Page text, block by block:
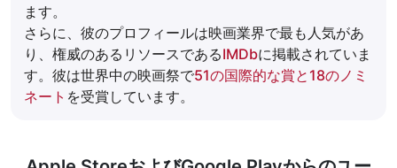
ます。
さらに、彼のプロフィールは映画業界で最も人気があ
り、権威のあるリソースであるIMDbに掲載されていま
す。彼は世界中の映画祭で51の国際的な賞と18のノミ
ネート を受賞しています。